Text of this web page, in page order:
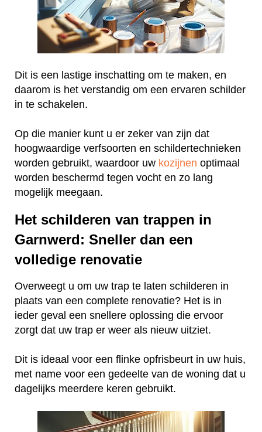
Dit is een lastige inschatting om te maken, en
daarom is het verstandig om een ervaren schilder
in te schakelen.
Op die manier kunt u er zeker van zijn dat
hoogwaardige verfsoorten en schildertechnieken
worden gebruikt, waardoor uw kozijnen optimaal
worden beschermd tegen vocht en zo lang
mogelijk meegaan.
Het schilderen van trappen in
Garnwerd: Sneller dan een
volledige renovatie
Overweegt u om uw trap te laten schilderen in
plaats van een complete renovatie? Het is in
ieder geval een snellere oplossing die ervoor
zorgt dat uw trap er weer als nieuw uitziet.
Dit is ideaal voor een flinke opfrisbeurt in uw huis,
met name voor een gedeelte van de woning dat u
dagelijks meerdere keren gebruikt.